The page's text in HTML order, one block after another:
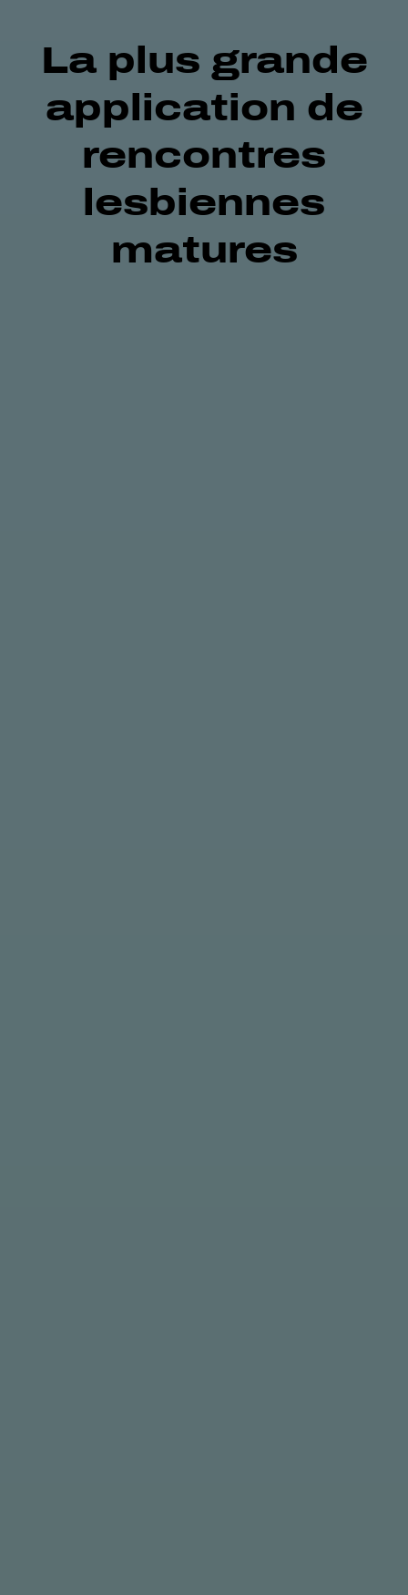
La plus grande
application de
rencontres
lesbiennes
matures